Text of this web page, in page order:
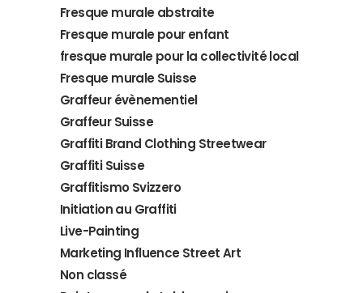
Fresque murale abstraite
Fresque murale pour enfant
fresque murale pour la collectivité local
Fresque murale Suisse
Graffeur évènementiel
Graffeur Suisse
Graffiti Brand Clothing Streetwear
Graffiti Suisse
Graffitismo Svizzero
Initiation au Graffiti
Live-Painting
Marketing Influence Street Art
Non classé